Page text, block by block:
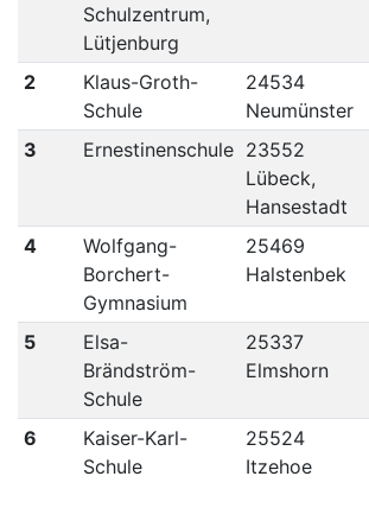
Schulzentrum,
Lütjenburg
2
Klaus-Groth-
Schule
24534
Neumünster
3 Ernestinenschule 23552
Lübeck,
Hansestadt
4
Wolfgang-
Borchert-
Gymnasium
25469
Halstenbek
5
Elsa-
Brändström-
Schule
25337
Elmshorn
6
Kaiser-Karl-
Schule
25524
Itzehoe